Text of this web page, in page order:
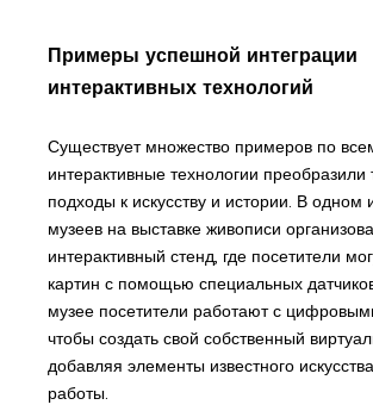
Примеры успешной интеграции
интерактивных технологий
Существует множество примеров по
интерактивные технологии
подходы к искусству и истории. В одном
музеев на выставке живописи
интерактивный стенд, где посетители
картин с помощью специальных
музее посетители работают с
чтобы создать свой собственный
добавляя элементы известного
работы.